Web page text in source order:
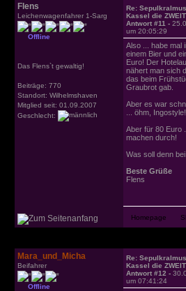
Flens
Leichenwagenfahrer 1-Sarg
Offline
Das Flens`t gewaltig!
Beiträge: 770
Standort: Wilhelmshaven
Mitglied seit: 01.09.2007
Geschlecht:
Re:
Kassel die
Antwort #11 -
um 20:05:29
Also ... habe mal
einem Bier und
Euro! Der
nähert man sich
das beim
Graubrot gab.
Aber es war
... öhm, Ingostyle!
Aber für 80 Euro
machen durch!
Was soll denn
Beste Grüße
Flens
Mara_und_Micha
Beifahrer
Offline
Re:
Kassel die
Antwort #12 -
um 07:41:24